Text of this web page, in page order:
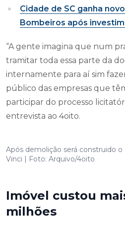
Cidade de SC ganha
Bombeiros após
“A gente imagina que num
tramitar toda essa parte da
internamente para aí sim
público das empresas que
participar do processo
entrevista ao 4oito.
Após demolição será construido
Vinci | Foto: Arquivo/4oito
Imóvel custou
milhões